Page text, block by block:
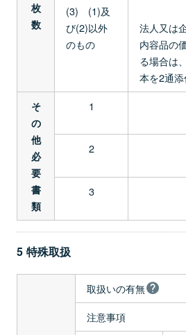
枚
数
(3) (1)及
び(2)以外
のもの
法人又は
内容品の
る場合は
本を2通添
そ
の
他
必
要
書
類
1
2
3
5 特殊取扱
取扱いの有無
注意事項